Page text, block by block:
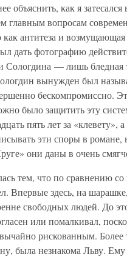
объяснить, как я
главным вопросам
антитеза и
дать фотографию
Сологдина — лишь бледная
вынужден был
бескомпромиссно.
было защитить эту
пять лет за «клевету»,
эти споры в
они даны в очень
тем, что по сравнению
Впервые здесь, на
свободных людей. До
или помалкивал,
рискованным. Более
была незнакома Льву. Ему